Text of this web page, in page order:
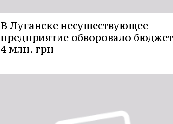
В Луганске несуществующее
предприятие обворовало
4 млн. грн